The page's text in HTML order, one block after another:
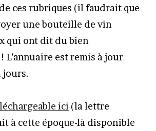
ces rubriques (il faudrait que
une bouteille de vin
qui ont dit du bien
L’annuaire est remis à jour
jours.
ici (la lettre
à cette époque-là disponible